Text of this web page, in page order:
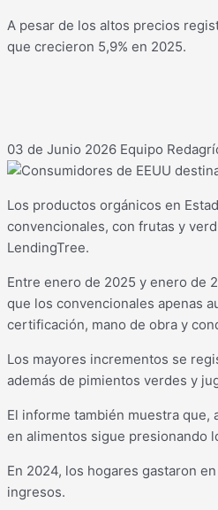
A pesar de los altos precios
que crecieron 5,9% en 2025.
03 de Junio 2026 Equipo
Los productos orgánicos en
convencionales, con frutas y
LendingTree.
Entre enero de 2025 y enero de
que los convencionales apenas
certificación, mano de obra y
Los mayores incrementos se
además de pimientos verdes y
El informe también muestra
en alimentos sigue presionando
En 2024, los hogares gastaron
ingresos.